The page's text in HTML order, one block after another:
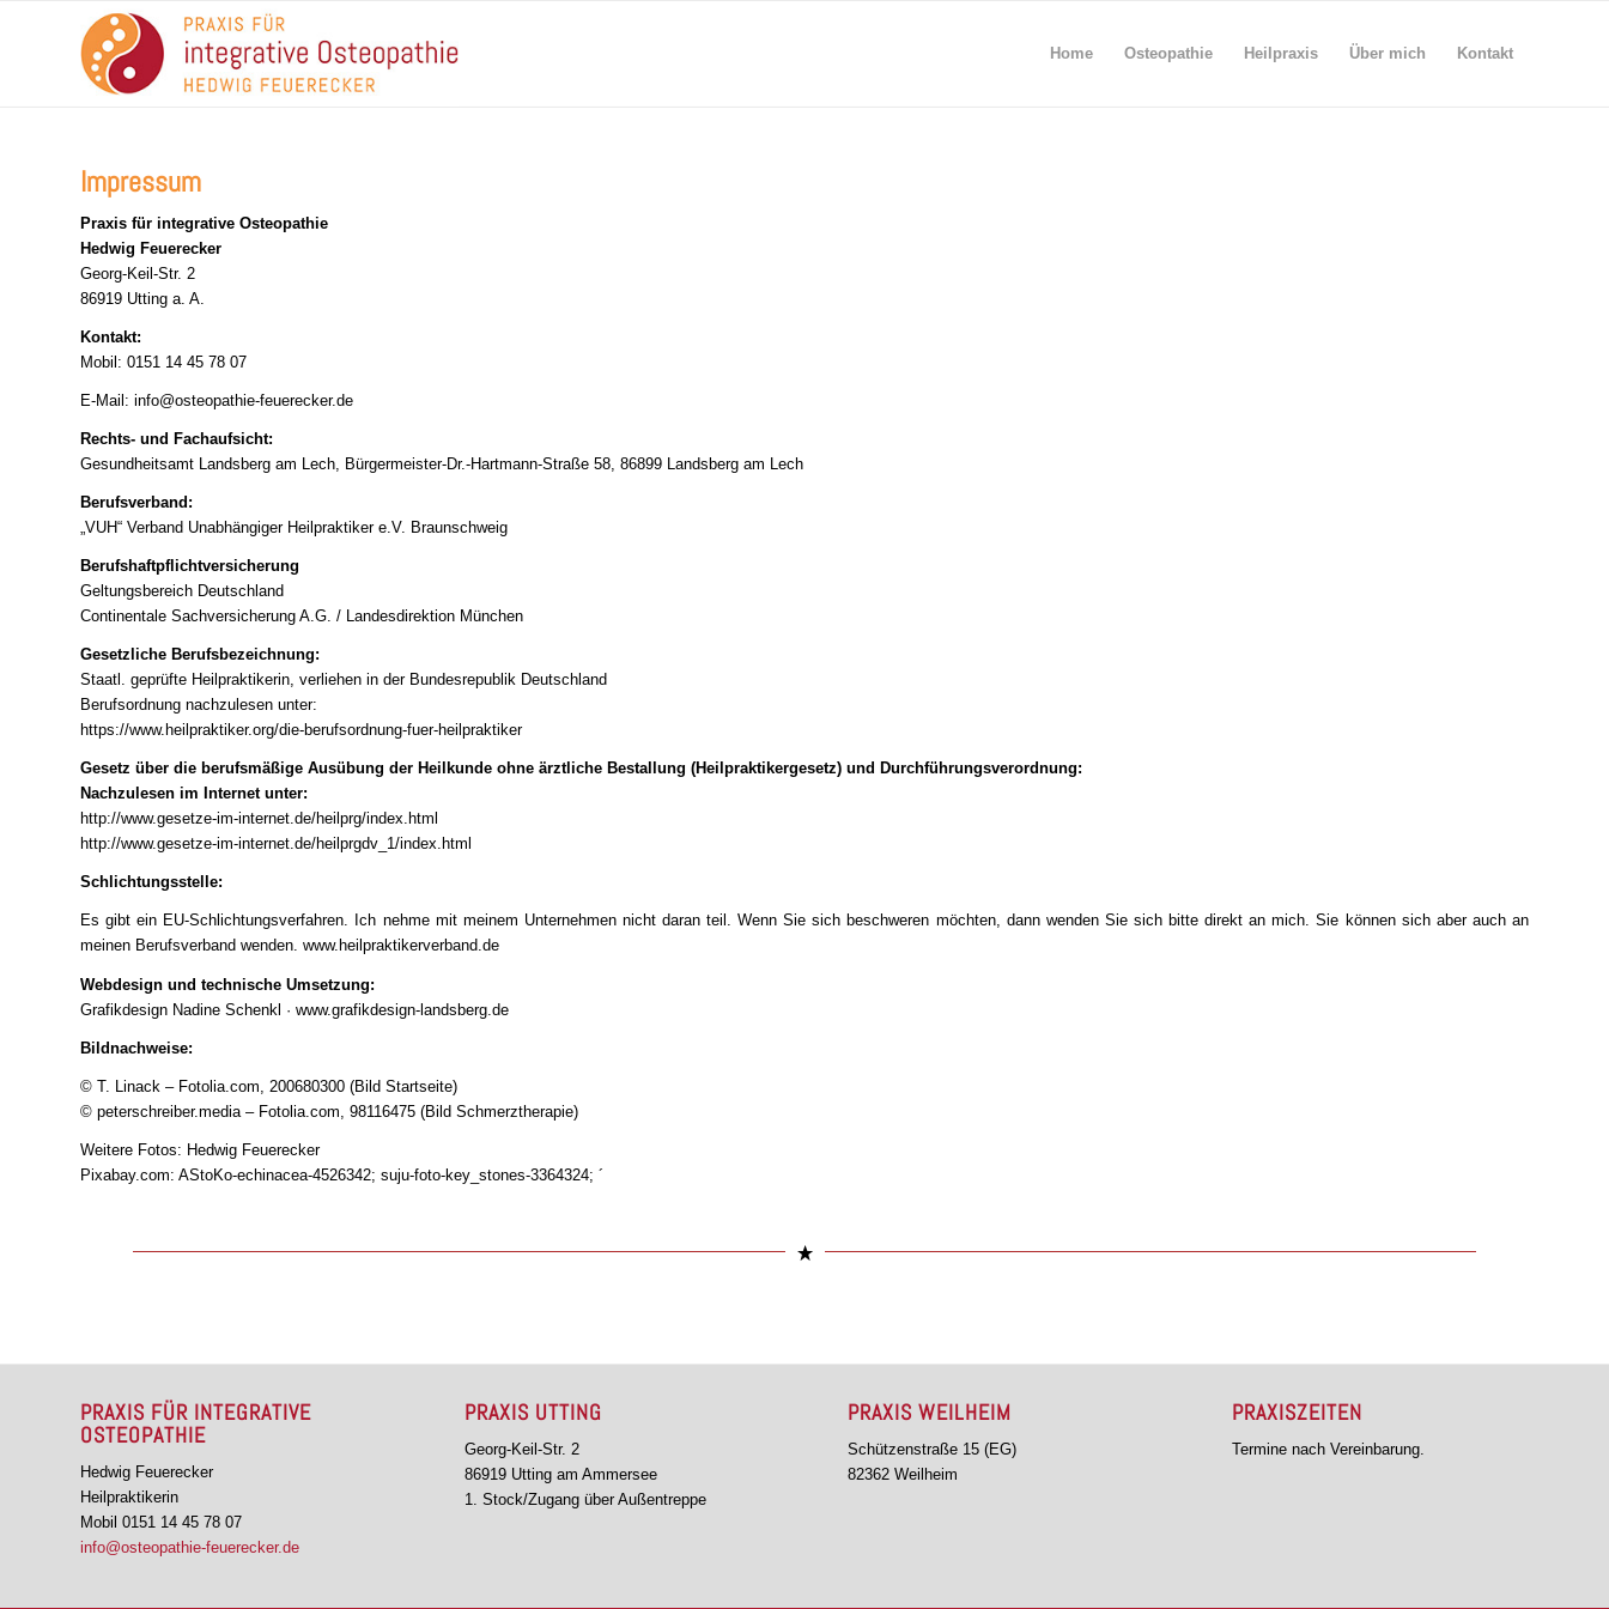
Home Osteopathie Heilpraxis Über mich Kontakt
Impressum
Praxis für integrative Osteopathie
Hedwig Feuerecker
Georg-Keil-Str. 2
86919 Utting a. A.
Kontakt:
Mobil: 0151 14 45 78 07
E-Mail: info@osteopathie-feuerecker.de
Rechts- und Fachaufsicht:
Gesundheitsamt Landsberg am Lech, Bürgermeister-Dr.-Hartmann-Straße 58, 86899 Landsberg am Lech
Berufsverband:
„VUH“ Verband Unabhängiger Heilpraktiker e.V. Braunschweig
Berufshaftpflichtversicherung
Geltungsbereich Deutschland
Continentale Sachversicherung A.G. / Landesdirektion München
Gesetzliche Berufsbezeichnung:
Staatl. geprüfte Heilpraktikerin, verliehen in der Bundesrepublik Deutschland
Berufsordnung nachzulesen unter:
https://www.heilpraktiker.org/die-berufsordnung-fuer-heilpraktiker
Gesetz über die berufsmäßige Ausübung der Heilkunde ohne ärztliche Bestallung (Heilpraktikergesetz) und Durchführungsverordnung:
Nachzulesen im Internet unter:
http://www.gesetze-im-internet.de/heilprg/index.html
http://www.gesetze-im-internet.de/heilprgdv_1/index.html
Schlichtungsstelle:
Es gibt ein EU-Schlichtungsverfahren. Ich nehme mit meinem Unternehmen nicht daran teil. Wenn Sie sich beschweren möchten, dann wenden Sie sich bitte direkt an mich. Sie können sich aber auch an
meinen Berufsverband wenden. www.heilpraktikerverband.de
Webdesign und technische Umsetzung:
Grafikdesign Nadine Schenkl · www.grafikdesign-landsberg.de
Bildnachweise:
© T. Linack – Fotolia.com , 200680300 (Bild Startseite)
© peterschreiber.media – Fotolia.com , 98116475 (Bild Schmerztherapie)
Weitere Fotos: Hedwig Feuerecker
Pixabay.com: AStoKo-echinacea-4526342; suju-foto-key_stones-3364324; ´
PRAXIS FÜR INTEGRATIVE
OSTEOPATHIE
Hedwig Feuerecker
Heilpraktikerin
Mobil 0151 14 45 78 07
info@osteopathie-feuerecker.de
PRAXIS UTTING
Georg-Keil-Str. 2
86919 Utting am Ammersee
1. Stock/Zugang über Außentreppe
PRAXIS WEILHEIM
Schützenstraße 15 (EG)
82362 Weilheim
PRAXISZEITEN
Termine nach Vereinbarung.